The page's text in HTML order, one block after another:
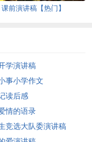
课前演讲稿【热门】
学演讲稿
事小学作文
读后感
情的语录
竞选大队委演讲稿